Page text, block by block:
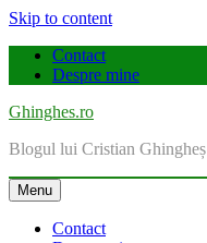
Skip to content
Contact
Despre mine
Ghinghes.ro
Blogul lui Cristian Ghingheș
Menu
Contact